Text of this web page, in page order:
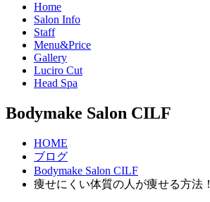
Home
Salon Info
Staff
Menu&Price
Gallery
Luciro Cut
Head Spa
Bodymake Salon CILF
HOME
ブログ
Bodymake Salon CILF
痩せにくい体質の人が痩せる方法！